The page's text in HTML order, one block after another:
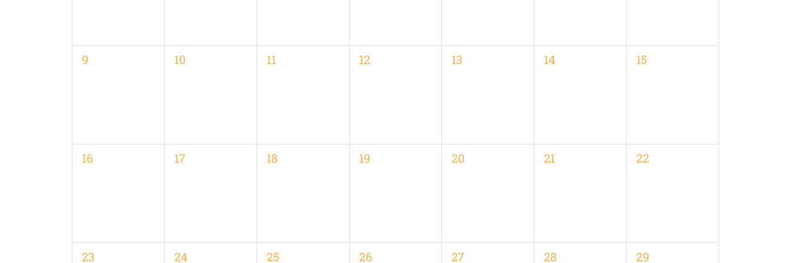
0
9
0
10
0
11
0
12
0
13
0
14
0
15
0
16
0
17
0
18
0
19
0
20
0
21
0
22
0
23
0
24
0
25
0
26
0
27
0
28
0
29